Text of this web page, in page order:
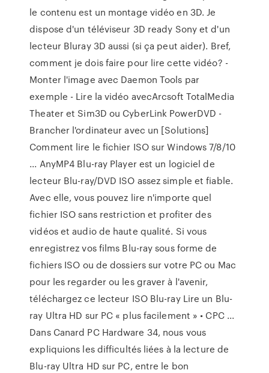
le contenu est un montage vidéo en 3D. Je
dispose d'un téléviseur 3D ready Sony et d'un
lecteur Bluray 3D aussi (si ça peut aider). Bref,
comment je dois faire pour lire cette vidéo? -
Monter l'image avec Daemon Tools par
exemple - Lire la vidéo avecArcsoft TotalMedia
Theater et Sim3D ou CyberLink PowerDVD -
Brancher l'ordinateur avec un [Solutions]
Comment lire le fichier ISO sur Windows 7/8/10
... AnyMP4 Blu-ray Player est un logiciel de
lecteur Blu-ray/DVD ISO assez simple et fiable.
Avec elle, vous pouvez lire n'importe quel
fichier ISO sans restriction et profiter des
vidéos et audio de haute qualité. Si vous
enregistrez vos films Blu-ray sous forme de
fichiers ISO ou de dossiers sur votre PC ou Mac
pour les regarder ou les graver à l'avenir,
téléchargez ce lecteur ISO Blu-ray Lire un Blu-
ray Ultra HD sur PC « plus facilement » • CPC ...
Dans Canard PC Hardware 34, nous vous
expliquions les difficultés liées à la lecture de
Blu-ray Ultra HD sur PC, entre le bon